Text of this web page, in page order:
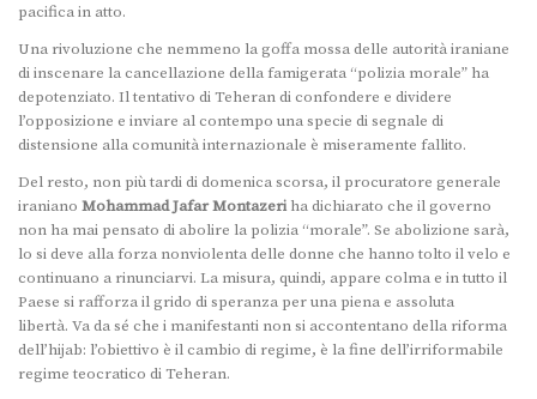
pacifica in atto.
Una rivoluzione che nemmeno la goffa mossa delle autorità iraniane
di inscenare la cancellazione della famigerata “polizia morale” ha
depotenziato. Il tentativo di Teheran di confondere e dividere
l’opposizione e inviare al contempo una specie di segnale di
distensione alla comunità internazionale è miseramente fallito.
Del resto, non più tardi di domenica scorsa, il procuratore generale
iraniano Mohammad Jafar Montazeri ha dichiarato che il governo
non ha mai pensato di abolire la polizia “morale”. Se abolizione sarà,
lo si deve alla forza nonviolenta delle donne che hanno tolto il velo e
continuano a rinunciarvi. La misura, quindi, appare colma e in tutto il
Paese si rafforza il grido di speranza per una piena e assoluta
libertà. Va da sé che i manifestanti non si accontentano della riforma
dell’hijab: l’obiettivo è il cambio di regime, è la fine dell’irriformabile
regime teocratico di Teheran.